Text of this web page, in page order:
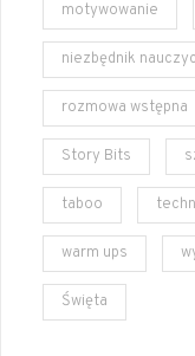
motywowanie
niezbędnik
rozmowa wstępna
Story Bits
taboo
warm ups
Święta